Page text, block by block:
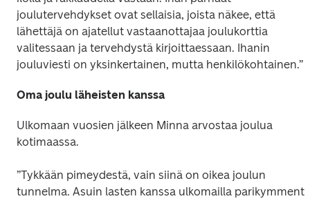
joulutervehdykset ovat sellaisia, joista näkee, että
lähettäjä on ajatellut vastaanottajaa joulukorttia
valitessaan ja tervehdystä kirjoittaessaan. Ihanin
jouluviesti on yksinkertainen, mutta henkilökohtainen.”
Oma joulu läheisten kanssa
Ulkomaan vuosien jälkeen Minna arvostaa joulua
kotimaassa.
”Tykkään pimeydestä, vain siinä on oikea joulun
tunnelma. Asuin lasten kanssa ulkomailla parikymmentä